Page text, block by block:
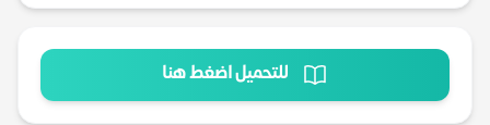
للتحميل اضغط هنا